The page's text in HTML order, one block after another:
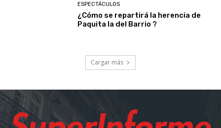
ESPECTÁCULOS
¿Cómo se repartirá la herencia de
Paquita la del Barrio ?
Cargar más